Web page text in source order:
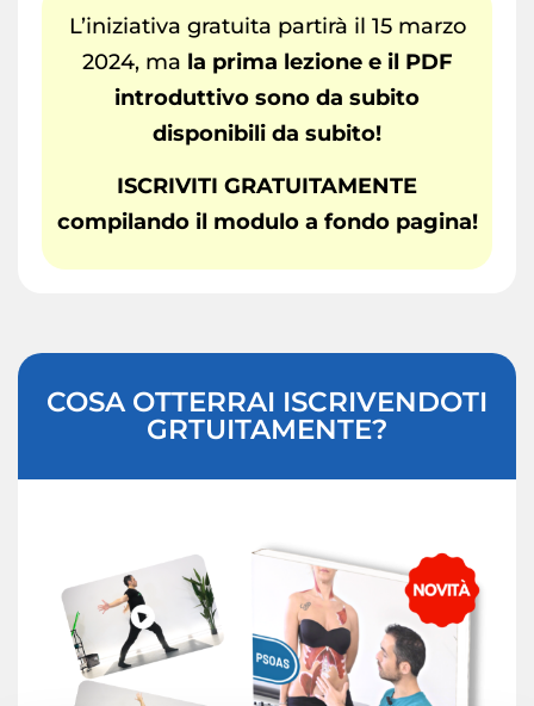
L’iniziativa gratuita partirà il 15 marzo
2024, ma la prima lezione e il PDF
introduttivo sono da subito
disponibili da subito!
ISCRIVITI GRATUITAMENTE
compilando il modulo a fondo pagina!
COSA OTTERRAI ISCRIVENDOTI
GRTUITAMENTE?